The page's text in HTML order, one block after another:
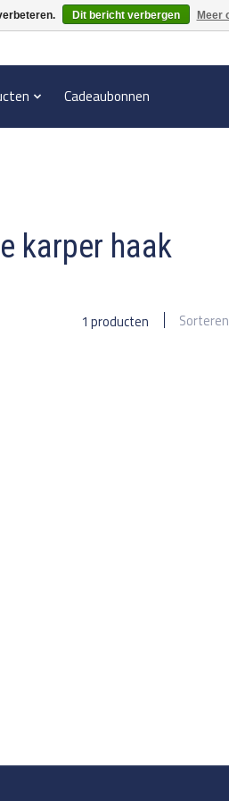
Cadeaubonnen
karper haak
1 producten
Dit bericht verbergen Meer